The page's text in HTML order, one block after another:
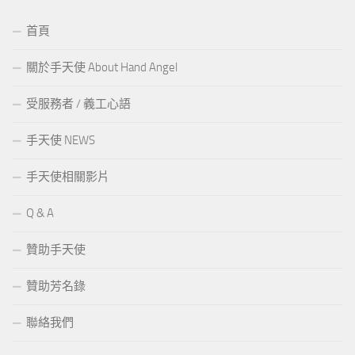
首頁
關於手天使 About Hand Angel
受服務者 / 義工心語
手天使 NEWS
手天使相關影片
Q & A
贊助手天使
贊助芳名錄
聯絡我們